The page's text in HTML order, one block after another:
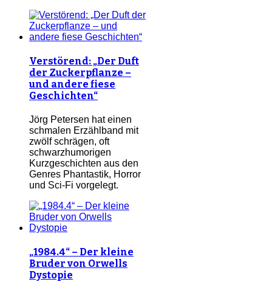
Verstörend: „Der Duft
der Zuckerpflanze –
und andere fiese
Geschichten“
Jörg Petersen hat einen
schmalen Erzählband mit
zwölf schrägen, oft
schwarzhumorigen
Kurzgeschichten aus den
Genres Phantastik, Horror
und Sci-Fi vorgelegt.
„1984.4“ – Der kleine
Bruder von Orwells
Dystopie